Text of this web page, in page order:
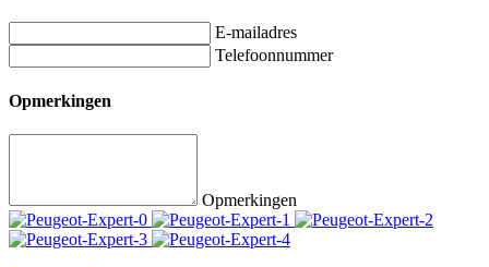
E-mailadres
Telefoonnummer
Opmerkingen
Opmerkingen